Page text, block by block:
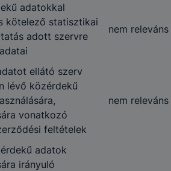
adatokkal
kötelező statisztikai
adott szervre
nem releváns
ellátó szerv
lévő közérdekű
vonatkozó
feltételek
nem releváns
adatok
irányuló